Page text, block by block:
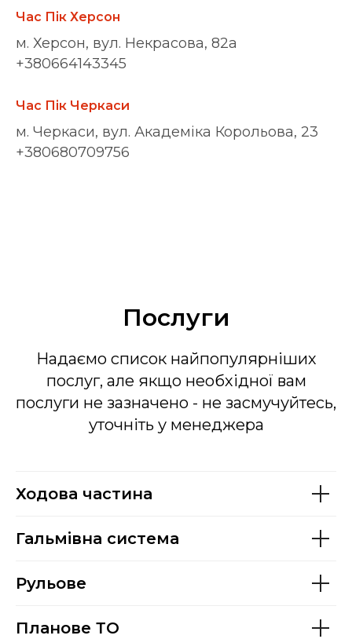
Час Пік Херсон
м. Херсон, вул. Некрасова, 82а
+380664143345
Час Пік Черкаси
м. Черкаси, вул. Академіка Корольова, 23
+380680709756
Послуги
Надаємо список найпопулярніших
послуг, але якщо необхідної вам
послуги не зазначено - не засмучуйтесь,
уточніть у менеджера
Ходова частина
Гальмівна система
Рульове
Планове ТО